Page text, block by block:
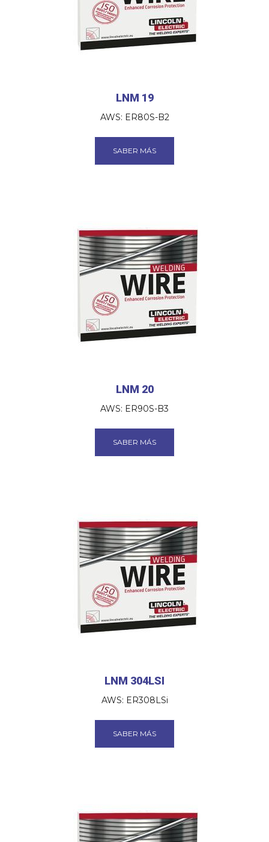
LNM 19
AWS: ER80S-B2
SABER MÁS
LNM 20
AWS: ER90S-B3
SABER MÁS
LNM 304LSI
AWS: ER308LSi
SABER MÁS